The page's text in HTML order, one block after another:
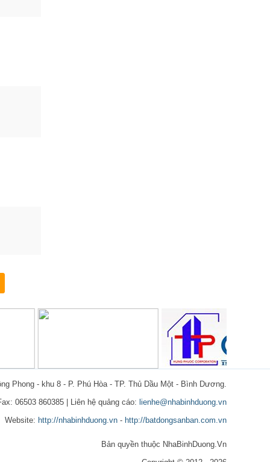
Phong - khu 8 - P. Phú Hòa - TP. Thủ Dầu Một - Bình Dương.
06503 860385 | Liên hệ quảng cáo: lienhe@nhabinhduong.vn
Website: http://nhabinhduong.vn - http://batdongsanban.com.vn
Bản quyền thuộc NhaBinhDuong.Vn